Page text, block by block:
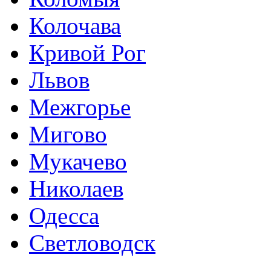
Колочава
Кривой Рог
Львов
Межгорье
Мигово
Мукачево
Николаев
Одесса
Светловодск